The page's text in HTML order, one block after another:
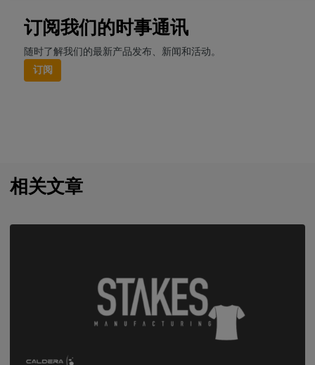
订阅我们的时事通讯
随时了解我们的最新产品发布、新闻和活动。
订阅
相关文章